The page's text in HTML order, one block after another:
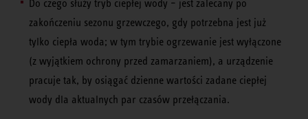
Do czego służy tryb ciepłej wody – jest zalecany po
zakończeniu sezonu grzewczego, gdy potrzebna jest już
tylko ciepła woda; w tym trybie ogrzewanie jest wyłączone
(z wyjątkiem ochrony przed zamarzaniem), a urządzenie
pracuje tak, by osiągać dzienne wartości zadane ciepłej
wody dla aktualnych par czasów przełączania.